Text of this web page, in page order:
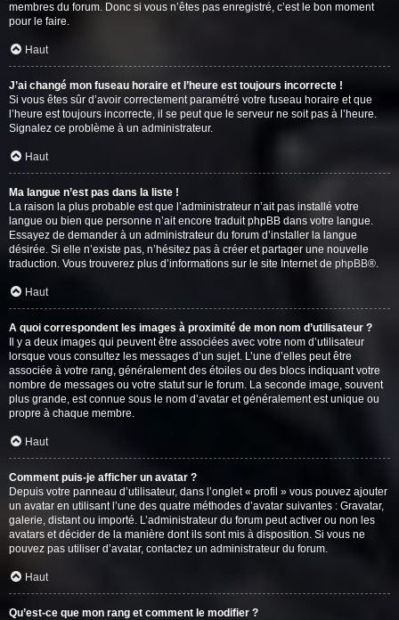
membres du forum. Donc si vous n’êtes pas enregistré, c’est le bon moment
pour le faire.
Haut
J’ai changé mon fuseau horaire et l’heure est toujours incorrecte !
Si vous êtes sûr d’avoir correctement paramétré votre fuseau horaire et que
l’heure est toujours incorrecte, il se peut que le serveur ne soit pas à l’heure.
Signalez ce problème à un administrateur.
Haut
Ma langue n’est pas dans la liste !
La raison la plus probable est que l’administrateur n’ait pas installé votre
langue ou bien que personne n’ait encore traduit phpBB dans votre langue.
Essayez de demander à un administrateur du forum d’installer la langue
désirée. Si elle n’existe pas, n’hésitez pas à créer et partager une nouvelle
traduction. Vous trouverez plus d’informations sur le site Internet de phpBB®.
Haut
A quoi correspondent les images à proximité de mon nom d’utilisateur ?
Il y a deux images qui peuvent être associées avec votre nom d’utilisateur
lorsque vous consultez les messages d’un sujet. L’une d’elles peut être
associée à votre rang, généralement des étoiles ou des blocs indiquant votre
nombre de messages ou votre statut sur le forum. La seconde image, souvent
plus grande, est connue sous le nom d’avatar et généralement est unique ou
propre à chaque membre.
Haut
Comment puis-je afficher un avatar ?
Depuis votre panneau d’utilisateur, dans l’onglet « profil » vous pouvez ajouter
un avatar en utilisant l’une des quatre méthodes d’avatar suivantes : Gravatar,
galerie, distant ou importé. L’administrateur du forum peut activer ou non les
avatars et décider de la manière dont ils sont mis à disposition. Si vous ne
pouvez pas utiliser d’avatar, contactez un administrateur du forum.
Haut
Qu’est-ce que mon rang et comment le modifier ?